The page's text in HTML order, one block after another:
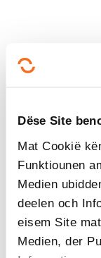
Dëse Site
Mat Cookië
Funktiounen
Medien
deelen och
eisem Site
Medien, der